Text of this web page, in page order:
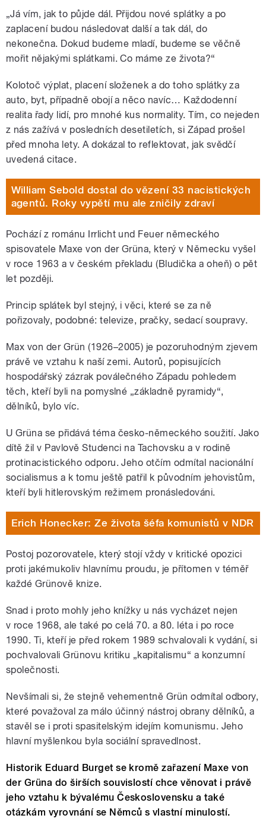
„Já vím, jak to půjde dál. Přijdou nové splátky a po
zaplacení budou následovat další a tak dál, do
nekonečna. Dokud budeme mladí, budeme se věčně
mořit nějakými splátkami. Co máme ze života?“
Kolotoč výplat, placení složenek a do toho splátky za
auto, byt, případně obojí a něco navíc… Každodenní
realita řady lidí, pro mnohé kus normality. Tím, co nejeden
z nás zažívá v posledních desetiletích, si Západ prošel
před mnoha lety. A dokázal to reflektovat, jak svědčí
uvedená citace.
William Sebold dostal do vězení 33 nacistických
agentů. Roky vypětí mu ale zničily zdraví
Pochází z románu Irrlicht und Feuer německého
spisovatele Maxe von der Grüna, který v Německu vyšel
v roce 1963 a v českém překladu (Bludička a oheň) o pět
let později.
Princip splátek byl stejný, i věci, které se za ně
pořizovaly, podobné: televize, pračky, sedací soupravy.
Max von der Grün (1926–2005) je pozoruhodným zjevem
právě ve vztahu k naší zemi. Autorů, popisujících
hospodářský zázrak poválečného Západu pohledem
těch, kteří byli na pomyslné „základně pyramidy“,
dělníků, bylo víc.
U Grüna se přidává téma česko-německého soužití. Jako
dítě žil v Pavlově Studenci na Tachovsku a v rodině
protinacistického odporu. Jeho otčím odmítal nacionální
socialismus a k tomu ještě patřil k původním jehovistům,
kteří byli hitlerovským režimem pronásledováni.
Erich Honecker: Ze života šéfa komunistů v NDR
Postoj pozorovatele, který stojí vždy v kritické opozici
proti jakémukoliv hlavnímu proudu, je přítomen v téměř
každé Grünově knize.
Snad i proto mohly jeho knížky u nás vycházet nejen
v roce 1968, ale také po celá 70. a 80. léta i po roce
1990. Ti, kteří je před rokem 1989 schvalovali k vydání, si
pochvalovali Grünovu kritiku „kapitalismu“ a konzumní
společnosti.
Nevšímali si, že stejně vehementně Grün odmítal odbory,
které považoval za málo účinný nástroj obrany dělníků, a
stavěl se i proti spasitelským idejím komunismu. Jeho
hlavní myšlenkou byla sociální spravedlnost.
Historik Eduard Burget se kromě zařazení Maxe von
der Grüna do širších souvislostí chce věnovat i právě
jeho vztahu k bývalému Československu a také
otázkám vyrovnání se Němců s vlastní minulostí.